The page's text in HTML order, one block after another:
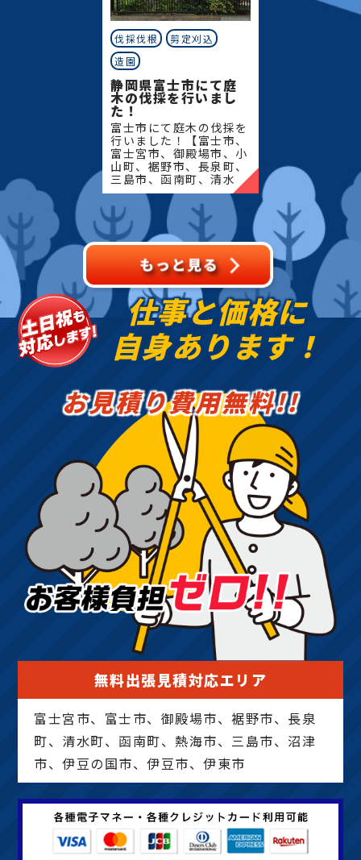
伐採伐根
剪定刈込
造園
静岡県富士市にて庭
木の伐採を行いまし
た！
富士市にて庭木の伐採を
行いました！【富士市、
富士宮市、御殿場市、小
山町、裾野市、長泉町、
三島市、函南町、清水
町、沼津市、熱海市、伊
豆の国市、伊豆市、伊東
市、東伊豆町、西伊豆
町、河津町、松崎町、下
田市、
仕事と価格に
自身あります！
お見積り費用無料!!
無料出張見積対応エリア
富士宮市、富士市、御殿場市、裾野市、長泉
町、清水町、函南町、熱海市、三島市、沼津
市、伊豆の国市、伊豆市、伊東市